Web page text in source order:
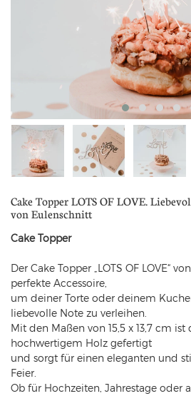
Cake Topper LOTS OF LOVE.
von Eulenschnitt
Cake Topper
Der Cake Topper „LOTS OF LOVE“
perfekte Accessoire,
um deiner Torte oder deinem
liebevolle Note zu verleihen.
Mit den Maßen von 15,5 x 13,7 cm ist
hochwertigem Holz gefertigt
und sorgt für einen eleganten und
Feier.
Ob für Hochzeiten, Jahrestage oder